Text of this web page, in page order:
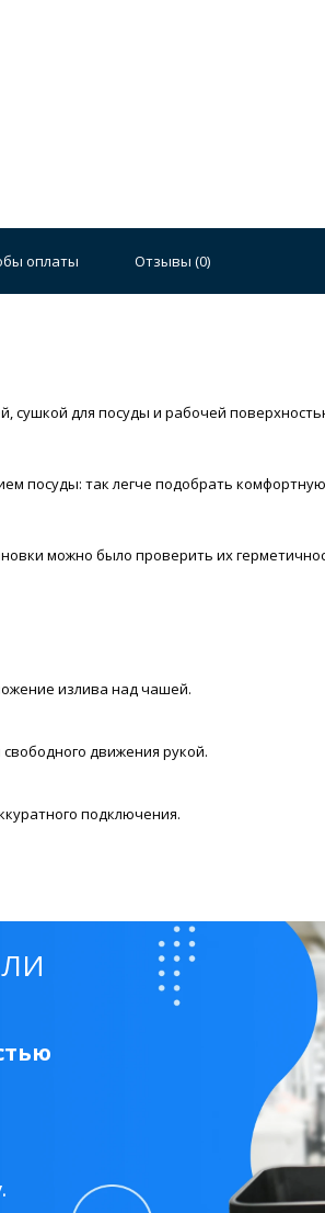
оплаты Отзывы (0)
сушкой для посуды и рабочей
посуды: так легче подобрать
можно было проверить их
излива над чашей.
движения рукой.
подключения.